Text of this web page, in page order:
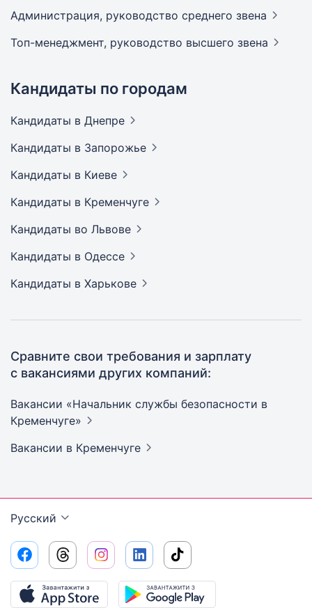
Администрация, руководство среднего звена
Топ-менеджмент, руководство высшего звена
Кандидаты по городам
Кандидаты в Днепре
Кандидаты в Запорожье
Кандидаты в Киеве
Кандидаты в Кременчуге
Кандидаты во Львове
Кандидаты в Одессе
Кандидаты в Харькове
Сравните свои требования и зарплату
с вакансиями других компаний:
Вакансии «Начальник службы безопасности в
Кременчуге»
Вакансии в Кременчуге
Русский